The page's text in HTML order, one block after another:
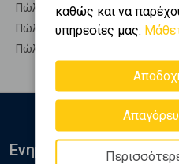
Πώληση Επαγγελματικά
Πώληση Νησιά ΜΟΒΡΗ -
Πώληση Οικιστικά ΜΟΒΡΗ -
καθώς και να
υπηρεσίες μας.
Ενημερωθείτε